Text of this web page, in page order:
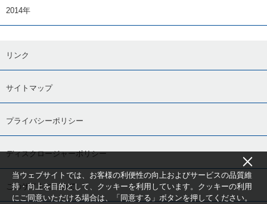
2014年
当ウェブサイトでは、お客様の利便性の向上およびサービスの品質維
持・向上を目的として、クッキーを利用しています。クッキーの利用
にご同意いただける場合は、「同意する」ボタンを押してください。
リンク
サイトマップ
プライバシーポリシー
ディスクロージャーポリシー
このサイトについて